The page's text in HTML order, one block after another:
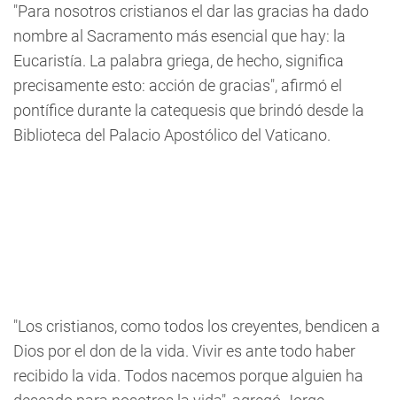
"Para nosotros cristianos el dar las gracias ha dado
nombre al Sacramento más esencial que hay: la
Eucaristía. La palabra griega, de hecho, significa
precisamente esto: acción de gracias", afirmó el
pontífice durante la catequesis que brindó desde la
Biblioteca del Palacio Apostólico del Vaticano.
"Los cristianos, como todos los creyentes, bendicen a
Dios por el don de la vida. Vivir es ante todo haber
recibido la vida. Todos nacemos porque alguien ha